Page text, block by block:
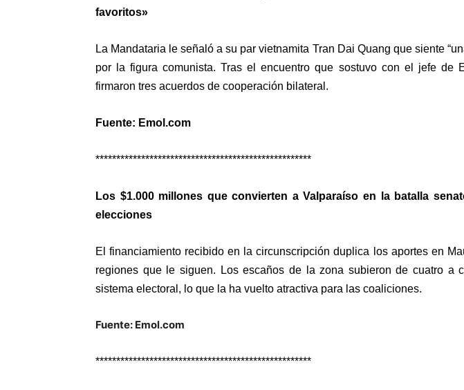
favoritos»
La Mandataria le señaló a su par vietnamita Tran Dai Quang que siente
por la figura comunista. Tras el encuentro que sostuvo con el jefe de
firmaron tres acuerdos de cooperación bilateral.
Fuente: Emol.com
****************************************************
Los $1.000 millones que convierten a Valparaíso en la batalla
elecciones
El financiamiento recibido en la circunscripción duplica los aportes en
regiones que le siguen. Los escaños de la zona subieron de cuatro a
sistema electoral, lo que la ha vuelto atractiva para las coaliciones.
Fuente: Emol.com
****************************************************